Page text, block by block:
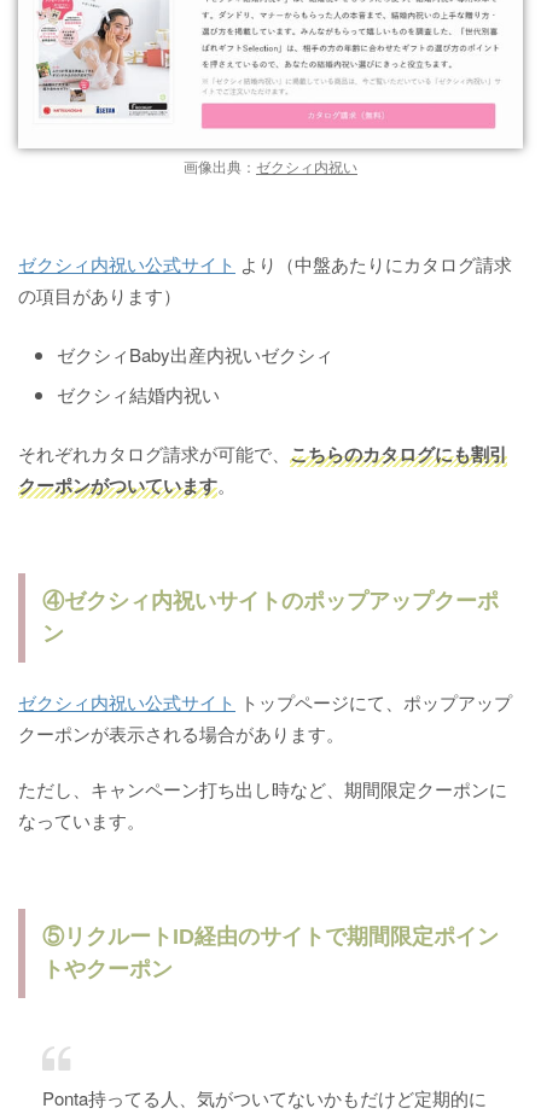
画像出典： ゼクシィ内祝い
ゼクシィ内祝い公式サイト より（中盤あたりにカタログ請求
の項目があります）
ゼクシィBaby出産内祝いゼクシィ
ゼクシィ結婚内祝い
それぞれカタログ請求が可能で、 こちらのカタログにも割引
クーポンがついています。
④ゼクシィ内祝いサイトのポップアップクーポ
ン
ゼクシィ内祝い公式サイト トップページにて、ポップアップ
クーポンが表示される場合があります。
ただし、キャンペーン打ち出し時など、期間限定クーポンに
なっています。
⑤リクルートID経由のサイトで期間限定ポイン
トやクーポン
Ponta持ってる人、気がついてないかもだけど定期的に